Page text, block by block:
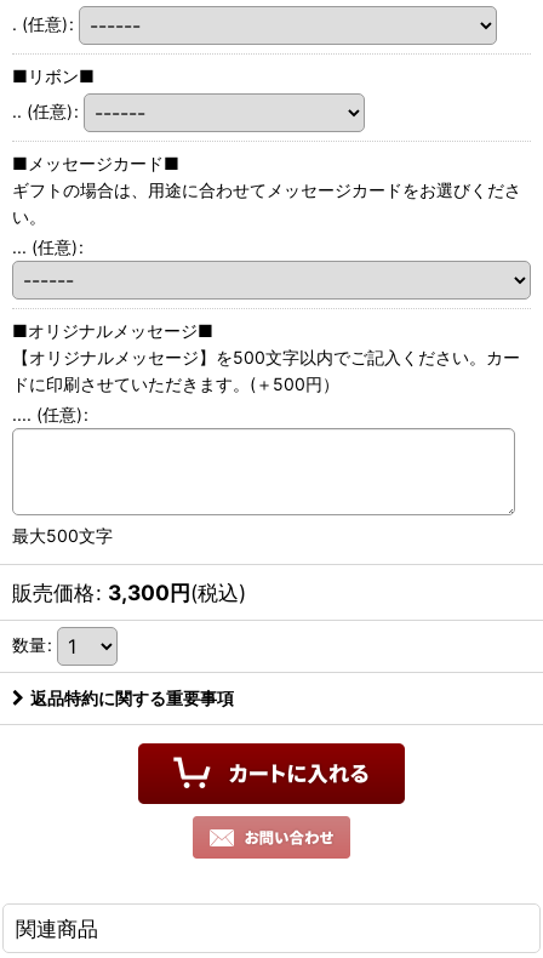
. (任意):
■リボン■
.. (任意):
■メッセージカード■
ギフトの場合は、用途に合わせてメッセージカードをお選びくださ
い。
... (任意):
■オリジナルメッセージ■
【オリジナルメッセージ】を500文字以内でご記入ください。カー
ドに印刷させていただきます。(＋500円）
.... (任意):
最大500文字
販売価格: 3,300円(税込)
数量:
返品特約に関する重要事項
関連商品